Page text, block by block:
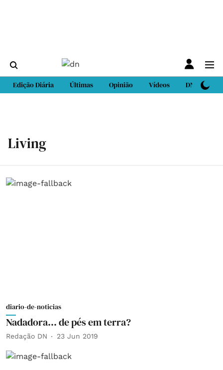
Edição Diária Últimas Opinião Vídeos DN Sport
Living
diario-de-noticias
Nadadora… de pés em terra?
Redação DN 23 Jun 2019